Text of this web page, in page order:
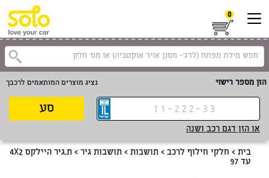
0
הזן מספר רישוי נציג מוצרים המותאמים לרכבך
סע
או הזן דגם רכב ושנה
בית > חלקי חילוף לרכב > תושבות > תושבות גיר >
ת.גיר היילקס 4X2
עד 97